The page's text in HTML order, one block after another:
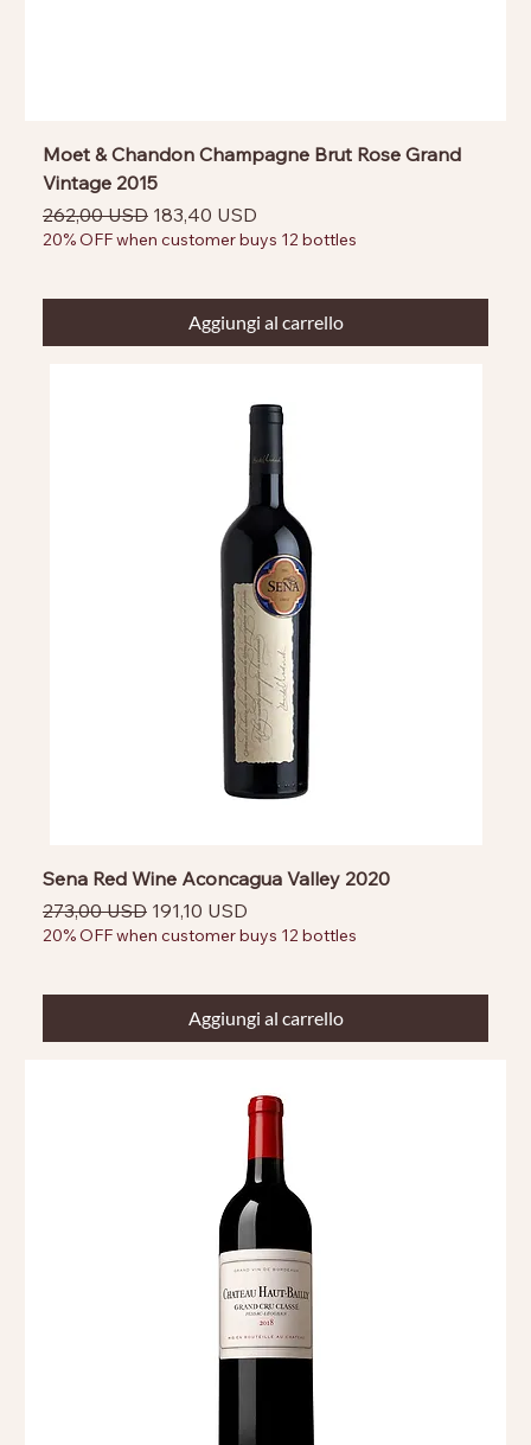
Moet & Chandon Champagne Brut Rose Grand
Vintage 2015
Prezzo regolare
262,00 USD Prezzo scontato
183,40 USD
20% OFF when customer buys 12 bottles
Aggiungi al carrello
Sena Red Wine Aconcagua Valley 2020
Prezzo regolare
273,00 USD Prezzo scontato
191,10 USD
20% OFF when customer buys 12 bottles
Aggiungi al carrello